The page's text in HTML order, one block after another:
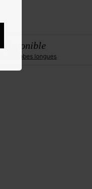
des robes longues